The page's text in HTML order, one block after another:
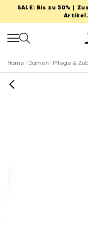
SALE: Bis zu 50% |
Home Damen Pflege &